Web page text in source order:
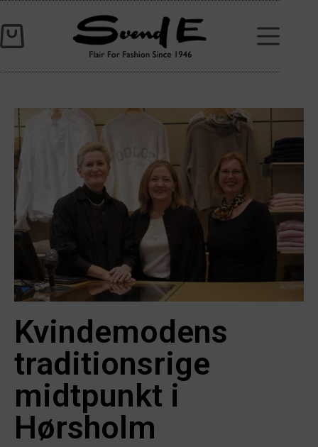
Kvindemodens
traditionsrige
midtpunkt i
Hørsholm